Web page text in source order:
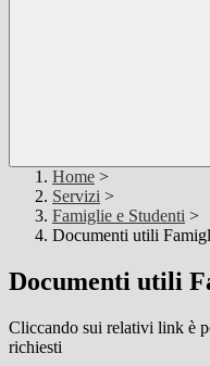
Home >
Servizi >
Famiglie e Studenti >
Documenti utili
Documenti utili
Cliccando sui relativi link è
richiesti